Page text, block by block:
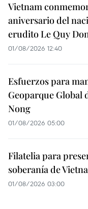
Vietnam
aniversario del
erudito Le Quy
01/08/2026 12:40
Esfuerzos para
Geoparque Global
Nong
01/08/2026 05:00
Filatelia para
soberanía de
01/08/2026 03:00